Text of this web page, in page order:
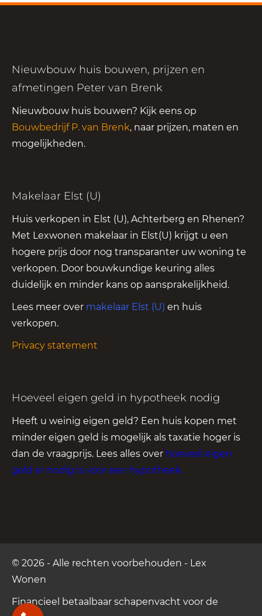
Nieuwbouw huis bouwen, prijzen en
afmetingen Peter van Brenk
Nieuwbouw huis bouwen? Kijk eens op
Bouwbedrijf P. van Brenk, naar prijzen, maten en
mogelijkheden.
Makelaar Elst (U)
Huis verkopen in Elst (U), Achterberg en Rhenen?
Met Lexwonen makelaar in Elst(U) krijgt u een
hogere prijs door nog transparanter uw woning te
verkopen. Door bouwkundige keuring alles
duidelijk en minder kans op aansprakelijkheid.
Lees meer over makelaar Elst (U) en huis
verkopen.
Privacy statement
Hoeveel eigen geld in hypotheek nodig
Heeft u weinig eigen geld? Een huis kopen met
minder eigen geld is mogelijk als taxatie hoger is
dan de vraagprijs. Lees alles over hoeveel eigen
geld er nodig is voor een hypotheek.
© 2026 - Alle rechten voorbehouden - Lex
Wonen
Financieel betaalbaar schapenvacht voor de